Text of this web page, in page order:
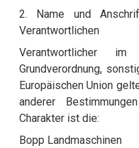
2. Name und
Verantwortlichen
Verantwortlicher
Grundverordnung,
Europäischen Union
anderer
Charakter ist die:
Bopp Landmaschinen